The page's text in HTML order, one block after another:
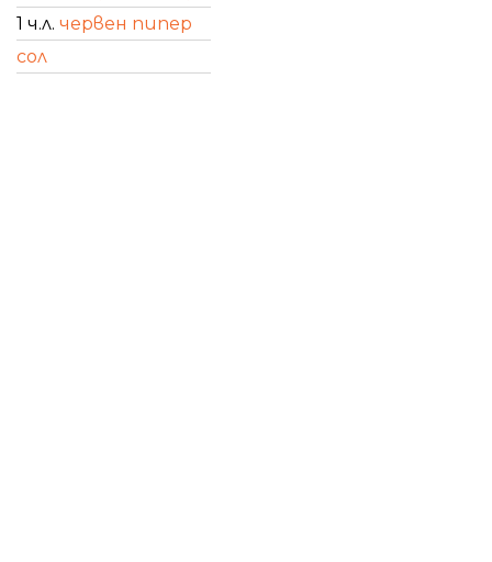
1 ч.л. червен пипер
сол